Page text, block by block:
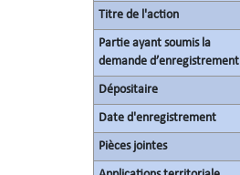
Titre de l'action
Partie ayant soumis la
demande d’enregistrement
Dépositaire
Date d'enregistrement
Pièces jointes